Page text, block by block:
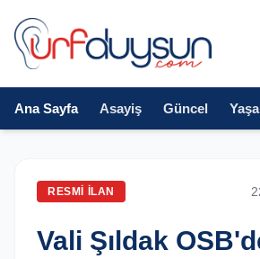
Ana Sayfa Asayiş Güncel
RESMI İLAN
Vali Şıldak